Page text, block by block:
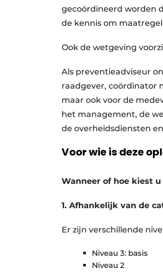
gecoördineerd worden
de kennis om
Ook de wetgeving
Als preventieadviseur
raadgever, coördinator
maar ook voor de
het management, de
de overheidsdiensten
Voor wie is deze
Wanneer of hoe kiest
1. Afhankelijk van de
Er zijn verschillende
Niveau 3: basis
Niveau 2